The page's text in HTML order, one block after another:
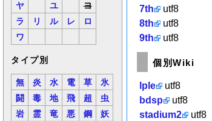
ヤ
ユ
ヨ
ラ
リ ル レ
ロ
ワ
タイプ別
無 炎 水 電 草
氷
闘
毒 地 飛 超
虫
岩
霊 竜 悪 鋼 妖
7th
utf8
8th
utf8
9th
utf8
個別Wiki
lple
utf8
bdsp
utf8
stadium2
utf8